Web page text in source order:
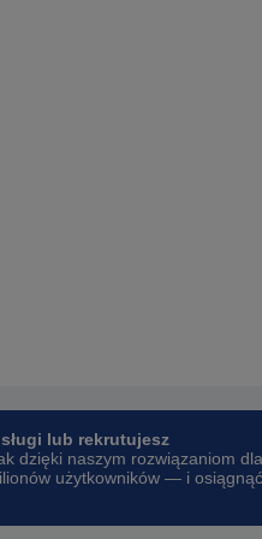
lub rekrutujesz
dzięki naszym rozwiązaniom dla
użytkowników — i osiągnąć